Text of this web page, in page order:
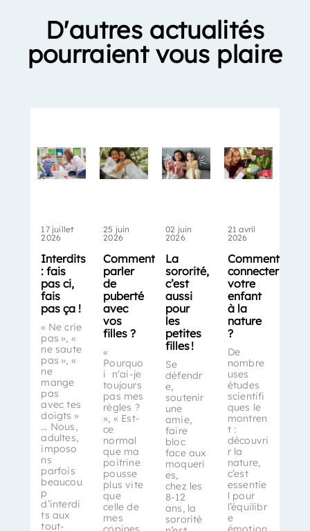
D'autres actualités
pourraient vous plaire
17 juillet
2026
Interdits
: fais
pas ci,
fais
pas ça !
« Ne crie
pas », «
ne saute
pas », «
ne
mange
pas
avec tes
doigts »
… Nous,
adultes,
imposo
ns
parfois
beaucou
p
d’interdi
ts aux
tout-
25 juin
2026
Comment
parler
de
puberté
avec
vos
filles ?
«
Pourquo
i n'ai-je
toujours
pas mes
règles ?
», « Est-
ce
normal
que ma
poitrine
pousse
plus vite
que
celle de
mes
02 juin
2026
La
sororité,
c’est
aussi
pour
les
petites
filles !
Se
défendr
e,
soutenir
une
amie,
faire
bloc
face aux
moqueri
es,
chez les
8-12
ans, la
sororité
21 avril
2026
Comment
connecter
votre
enfant
à la
nature
?
De
nombre
uses
études
scientifi
ques le
montren
t :
découvri
r la
nature,
c’est
essentie
l pour
l’équilibr
e